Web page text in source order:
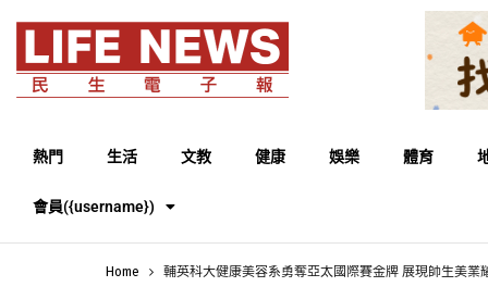
熱門 生活 文教 健康 娛樂 體育
會員({username})
Home 輔英科大健康美容系勇奪亞太國際賽金牌 展現師生美業